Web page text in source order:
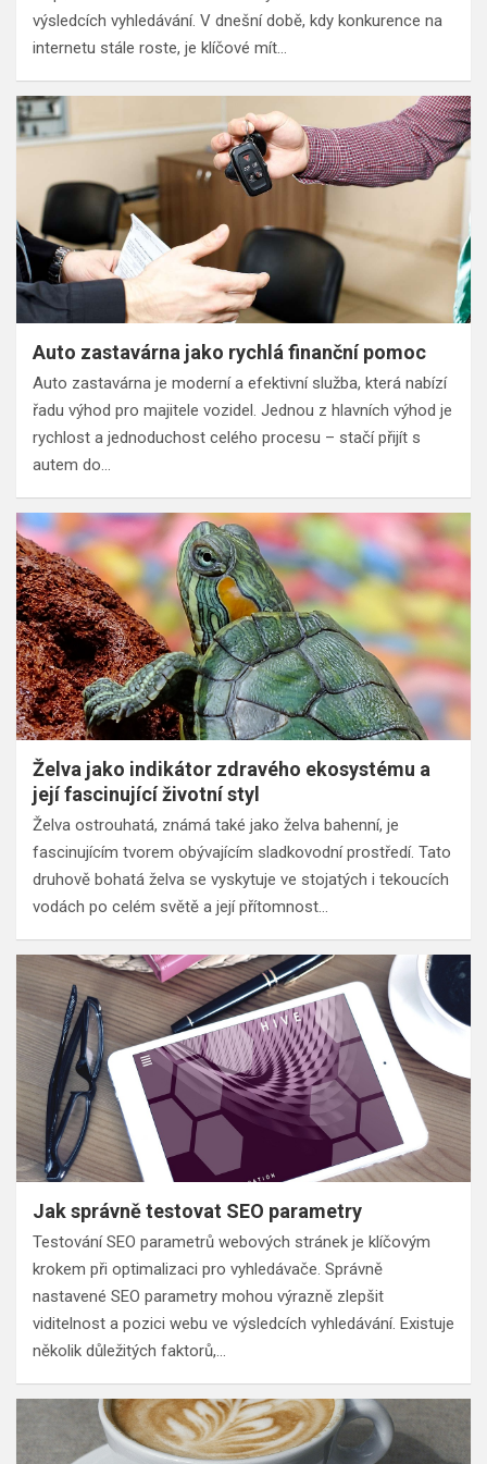
výsledcích vyhledávání. V dnešní době, kdy konkurence na
internetu stále roste, je klíčové mít…
Auto zastavárna jako rychlá finanční pomoc
Auto zastavárna je moderní a efektivní služba, která nabízí
řadu výhod pro majitele vozidel. Jednou z hlavních výhod je
rychlost a jednoduchost celého procesu – stačí přijít s
autem do…
Želva jako indikátor zdravého ekosystému a
její fascinující životní styl
Želva ostrouhatá, známá také jako želva bahenní, je
fascinujícím tvorem obývajícím sladkovodní prostředí. Tato
druhově bohatá želva se vyskytuje ve stojatých i tekoucích
vodách po celém světě a její přítomnost…
Jak správně testovat SEO parametry
Testování SEO parametrů webových stránek je klíčovým
krokem při optimalizaci pro vyhledávače. Správně
nastavené SEO parametry mohou výrazně zlepšit
viditelnost a pozici webu ve výsledcích vyhledávání. Existuje
několik důležitých faktorů,…